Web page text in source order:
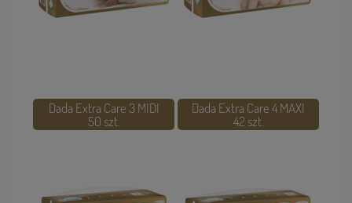
Dada Extra Care 3 MIDI
50 szt.
Dada Extra Care 4 MAXI
42 szt.